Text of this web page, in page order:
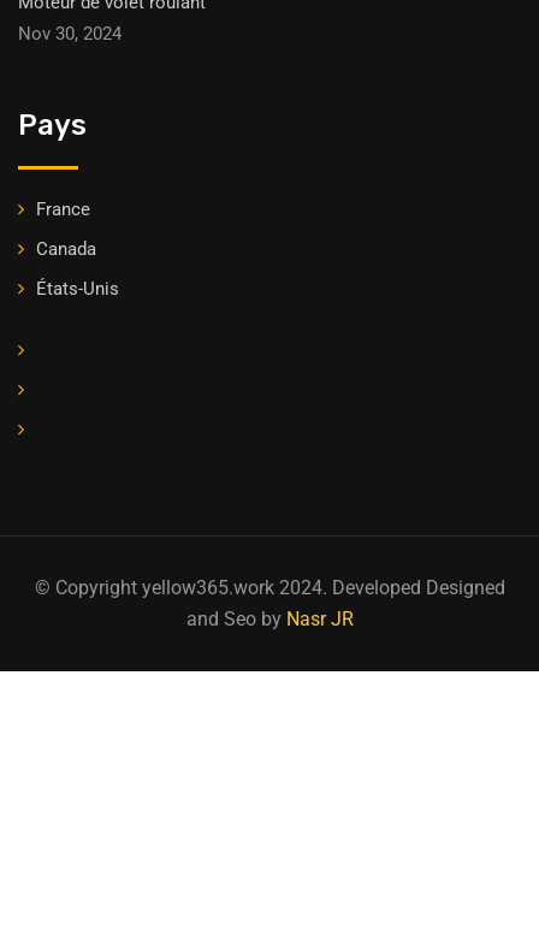
Nov 30, 2024
Pays
France
Canada
États-Unis
© Copyright yellow365.work 2024. Developed Designed
and Seo by Nasr JR